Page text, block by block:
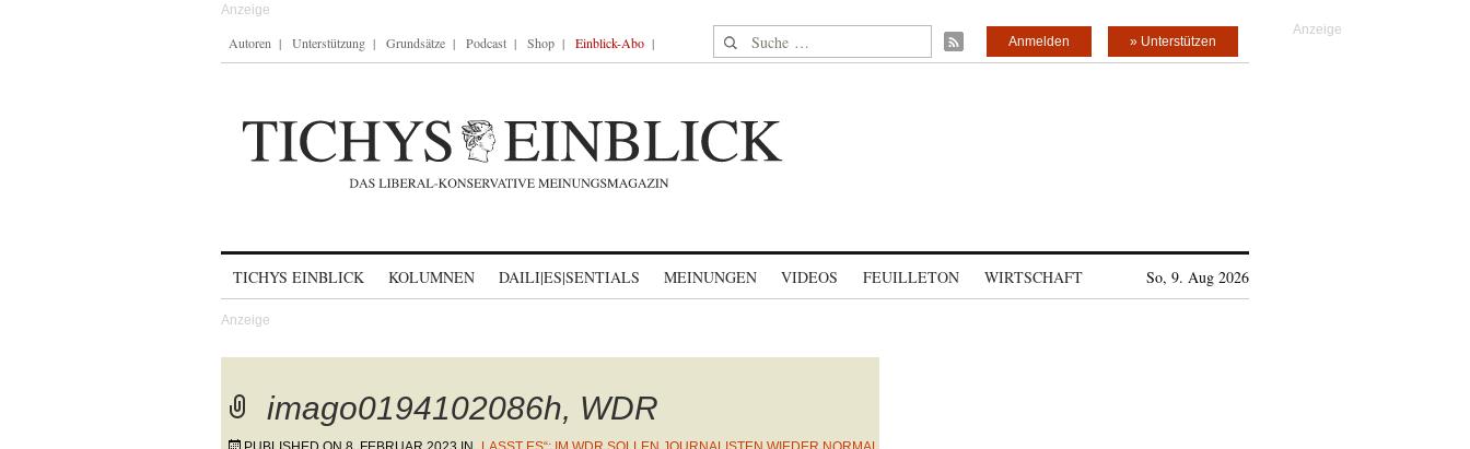
Autoren Unterstützung Grundsätze Podcast Shop Einblick-Abo Suche nach: » Unterstützen
Anmelden
TICHYS EINBLICK KOLUMNEN DAILI|ES|SENTIALS MEINUNGEN VIDEOS FEUILLETON WIRTSCHAFT So, 9. Aug 2026
imago0194102086h, WDR